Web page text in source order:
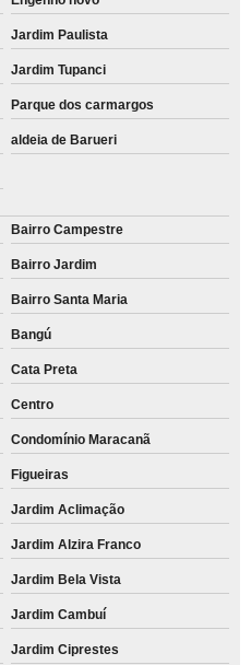
Jardim Paulista
Jardim Tupanci
Parque dos carmargos
aldeia de Barueri
Bairro Campestre
Bairro Jardim
Bairro Santa Maria
Bangú
Cata Preta
Centro
Condomínio Maracanã
Figueiras
Jardim Aclimação
Jardim Alzira Franco
Jardim Bela Vista
Jardim Cambuí
Jardim Ciprestes